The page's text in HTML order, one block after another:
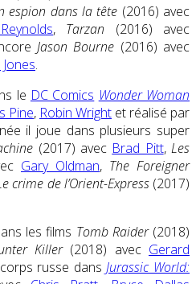
espion dans la tête (2016) avec
, Tarzan (2016) avec
Jason Bourne (2016) avec
.
le DC Comics Wonder Woman
Pine, Robin Wright et réalisé par
il joue dans plusieurs super
(2017) avec Brad Pitt, Les
Gary Oldman, The Foreigner
crime de l’Orient-Express(2017)
les films Tomb Raider(2018)
Killer(2018) avec Gerard
russe dansJurassic World: